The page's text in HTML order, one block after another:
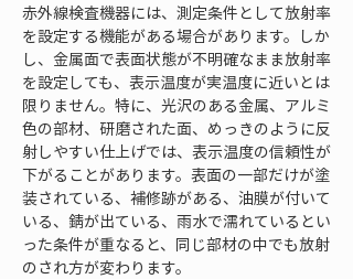
赤外線検査機器には、測定条件として放射率
を設定する機能がある場合があります。しか
し、金属面で表面状態が不明確なまま放射率
を設定しても、表示温度が実温度に近いとは
限りません。特に、光沢のある金属、アルミ
色の部材、研磨された面、めっきのように反
射しやすい仕上げでは、表示温度の信頼性が
下がることがあります。表面の一部だけが塗
装されている、補修跡がある、油膜が付いて
いる、錆が出ている、雨水で濡れているとい
った条件が重なると、同じ部材の中でも放射
のされ方が変わります。